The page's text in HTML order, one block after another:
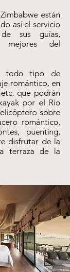
están
así el servicio
sus guías,
mejores del
todo tipo de
romántico, en
que podrán
por el Río
sobre
romántico,
puenting,
disfrutar de la
terraza de la